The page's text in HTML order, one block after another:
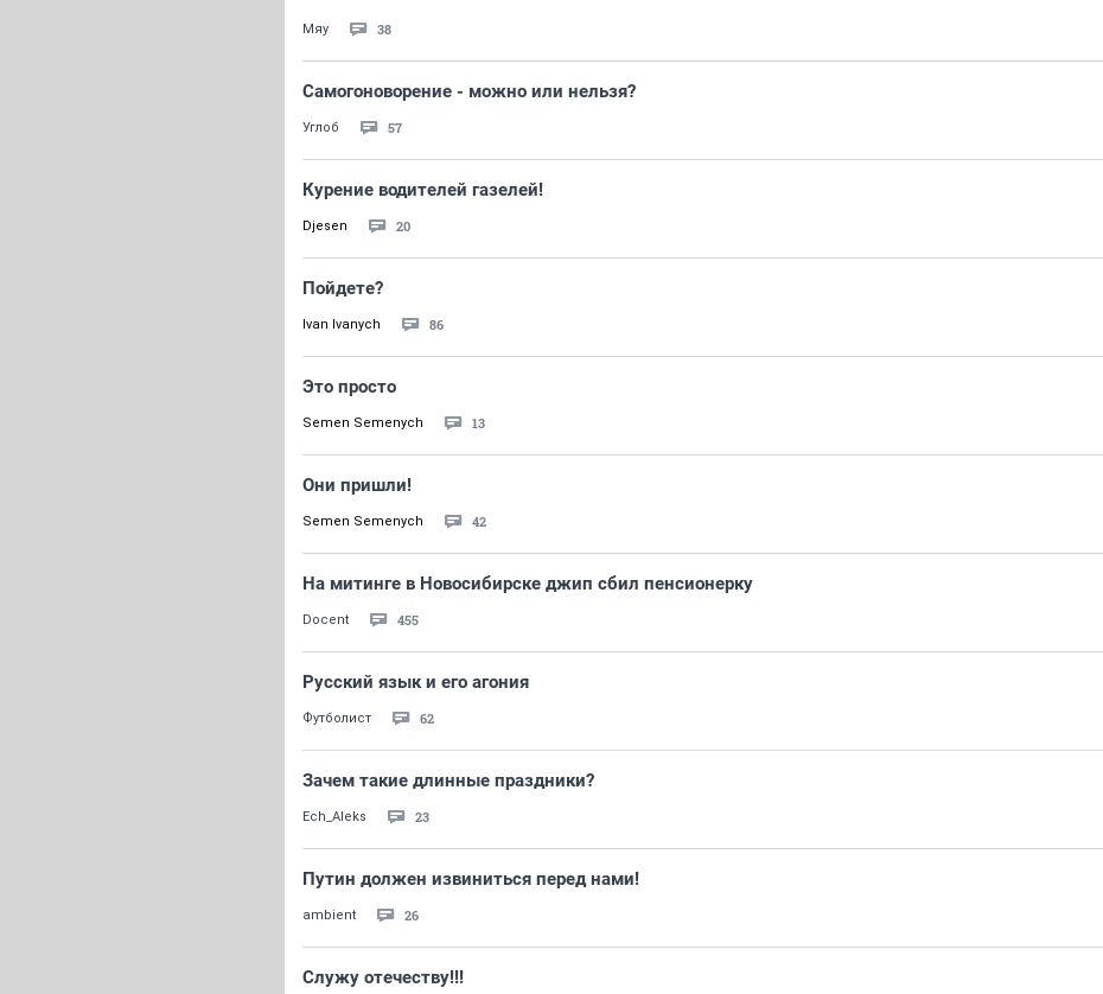
Мяу 38
Самогоноворение - можно или нельзя?
Углоб 57
Курение водителей газелей!
Djesen 20
Пойдете?
Ivan Ivanych 86
Это просто
Semen Semenych 13
Они пришли!
Semen Semenych 42
На митинге в Новосибирске джип сбил пенсионерку
Docent 455
Русский язык и его агония
Футболист 62
Зачем такие длинные праздники?
Ech_Aleks 23
Путин должен извиниться перед нами!
ambient 26
Служу отечеству!!!